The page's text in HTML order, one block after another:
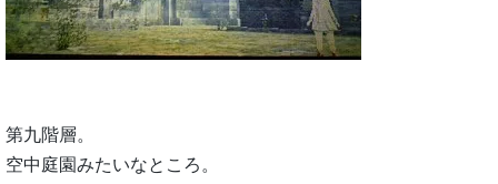
第九階層。
空中庭園みたいなところ。